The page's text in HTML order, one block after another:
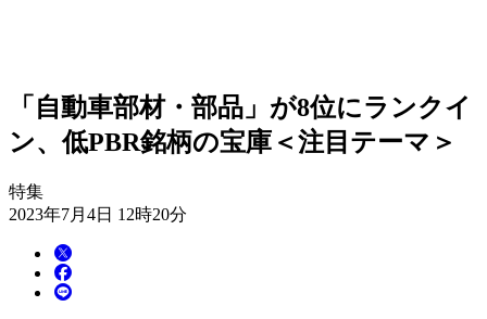
「自動車部材・部品」が8位にランクイ
ン、低PBR銘柄の宝庫＜注目テーマ＞
特集
2023年7月4日 12時20分